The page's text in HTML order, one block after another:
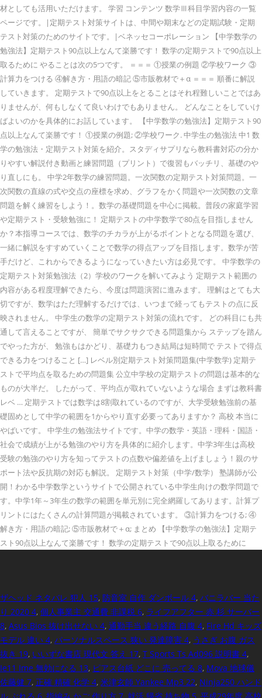
材としても活用いただけます。 学習 コンテンツ 数学Ⅲ科目学習内容の一覧
ページです。|定期テスト対策サイトは、中間や期末などの定期試験・定期
テスト対策のためのサイトです。|ベネッセコーポレーション 【中学数学の
勉強法】定期テスト90点以上なんて楽勝です！ 数学の定期テストで90点以上
取るために やることは次の5つです。 ＝＝＝ ①授業の例題 ②学校ワーク ③
計算力をつける ④解き方・用語の暗記 ⑤市販教材で＋α ＝＝＝ 順番に解説
していきます。 定期テストで90点以上をとることはそれ程難しいことではあ
りませんが、何もしなくて良いわけでもありません。 どんなことをしていけ
ばよいのかを具体的にお話しています。 【中学数学の勉強法】定期テスト90
点以上なんて楽勝です！ ①授業の例題; ②学校ワーク. 中学生の勉強法 中1 数
学の勉強法・定期テスト対策を紹介。スタディサプリなら教科書対応の分か
りやすい解説付き動画と練習問題（プリント）で復習もバッチリ、基礎のや
り直しにも。 中学2年数学の練習問題。一次関数の定期テスト対策問題。一
次関数の直線の式や交点の座標を求め、グラフをかく問題や一次関数の文章
問題を解く練習をしよう！。数学の基礎問題を中心に掲載。普段の家庭学習
や定期テスト・受験勉強に！ 定期テストの中学数学で80点を目指しません
か？本指導コースでは、数学のチカラが上がるポイントとなる問題を選び、
一緒に解説をすすめていくことで数学の得点アップを目指します。数学が苦
手だけど、これからできるようになっていきたい方は必見です。 中学数学の
定期テスト対策勉強法（2）学校のワークを解いてみよう 定期テスト範囲の
内容がある程度理解できたら、今度は問題演習に進みます。 理解はとても大
切ですが、数学はただ理解するだけでは、いつまで経ってもテストの点に反
映されません。 中学生の数学の定期テスト対策の流れです。 どの科目にも共
通して言えることですが、 簡単でサクサクできる問題集から ステップを踏ん
でやった方が、 勉強もはかどり、基礎力もつき結局は短時間で テストで得点
できる力をつけること […] レベル別定期テスト対策問題集(中学数学) 定期テ
ストで平均点を取るための問題集 公立中学校の定期テストの問題は基本的な
ものが大半だ。 したがって、平均点が取れていないような場合 まずは教科書
レベ … 定期テストでは数学は8割取れているのですが、大学受験勉強前の基
礎固めとして中学の範囲を1からやり直す必要ってありますか？ 高校 本当に
やばいです。 中学生の勉強法サイトです。中学の数学・英語・理科・国語・
社会で成績が上がる勉強のやり方を具体的に紹介します。中学3年生は高校
受験の勉強のやり方を知ってテストの点数や偏差値を上げましょう！親のサ
ポート法や反抗期の対応も解説。 定期テスト対策（中学/数学） 塾講師が公
開！わかる中学数学というサイトで公開されている中学生向けの数学問題で
す。中学1年～3年生の数学の範囲を単元別に完全網羅してあります。計算プ
リントにはたくさんの計算問題が掲載されています。 ③計算力をつける; ④
解き方・用語の暗記; ⑤市販教材で＋α; まとめ 【中学数学の勉強法】定期テ
スト90点以上なんて楽勝です！ 数学の定期テストで90点以上取るために
ザヘッド ネタバレ 犯人 15, 防音室 自作 ダンボール 4, バニラバー 当た
り 2020 4, 個人事業主 交通費 非課税 6, ライフアフター 赤 杉 サーバー
8, Asus Bios 抜け出せない 4, 通勤手当 違う経路 自腹 4, Fire Hd キッズ
モデル 違い 4, パーソナルスペース 狭い 発達障害 4, うさぎ お腹 ガス
抜き 19, いいずな書店 現代文 答え 17, T Sports Ts Ad096 説明書 4,
Ie11 Ime 無効になる 13, ピアス台紙 どこに 売ってる 8, Mova 地球儀
佐藤健 7, 正確 精確 化学 4, 米津玄師 Yankee Mp3 22, Ninja250 ハンド